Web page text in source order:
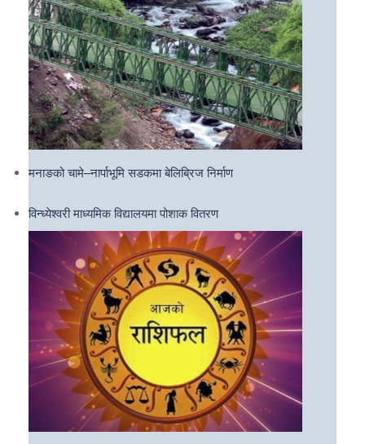
मनाङको चामे–नार्पाभूमि सडकमा बेलिब्रिज निर्माण
विन्ध्येश्वरी माध्यमिक विद्यालयमा पोशाक वितरण